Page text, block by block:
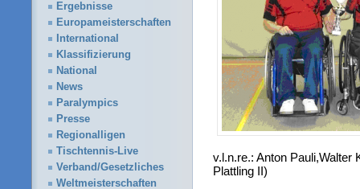
v.l.n.re.: Anton Pauli,Walter
Plattling II)
Ergebnisse
Europameisterschaften
International
Klassifizierung
National
News
Paralympics
Presse
Regionalligen
Tischtennis-Live
Verband/Gesetzliches
Weltmeisterschaften